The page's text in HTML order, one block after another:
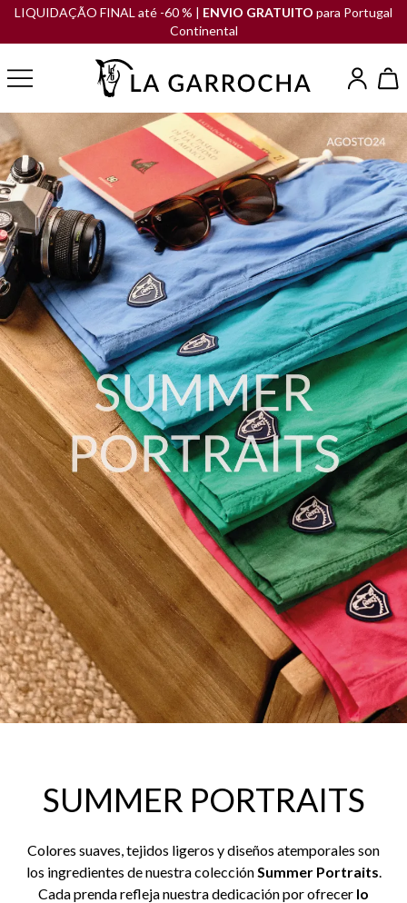
LIQUIDAÇÃO FINAL até -60 % | ENVIO GRATUITO para Portugal
Continental
SUMMER PORTRAITS
Colores suaves, tejidos ligeros y diseños atemporales son
los ingredientes de nuestra colecciónSummer Portraits.
Cada prenda refleja nuestra dedicación por ofrecer lo